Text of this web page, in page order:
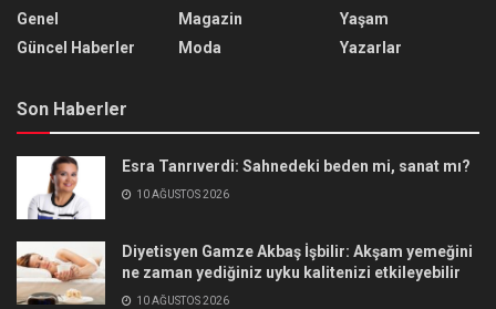
Genel
Güncel Haberler
Magazin
Moda
Yaşam
Yazarlar
Son Haberler
Esra Tanrıverdi: Sahnedeki beden mi, sanat mı?
10 AĞUSTOS 2026
Diyetisyen Gamze Akbaş İşbilir: Akşam yemeğini
ne zaman yediğiniz uyku kalitenizi etkileyebilir
10 AĞUSTOS 2026